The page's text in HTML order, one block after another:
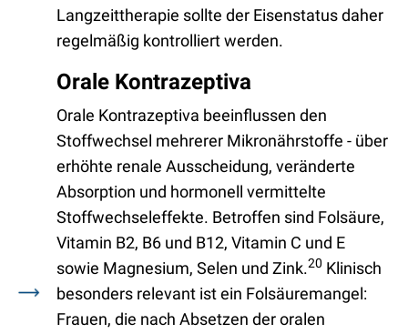
Langzeittherapie sollte der Eisenstatus daher
regelmäßig kontrolliert werden.
Orale Kontrazeptiva
Orale Kontrazeptiva beeinflussen den
Stoffwechsel mehrerer Mikronährstoffe - über
erhöhte renale Ausscheidung, veränderte
Absorption und hormonell vermittelte
Stoffwechseleffekte. Betroffen sind Folsäure,
Vitamin B2, B6 und B12, Vitamin C und E
sowie Magnesium, Selen und Zink.20 Klinisch
besonders relevant ist ein Folsäuremangel:
Frauen, die nach Absetzen der oralen